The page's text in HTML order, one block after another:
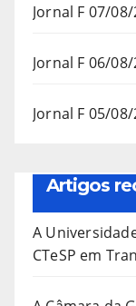
Jornal F 07/
Jornal F 06/
Jornal F 05/
Artigos
A
CTeSP em